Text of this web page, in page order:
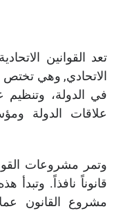
تعد القوانين
الاتحادي, وهي تختص
في الدولة، وتنظيم
علاقات الدولة
وتمر مشروعات
قانوناً نافذاً. وتبدأ